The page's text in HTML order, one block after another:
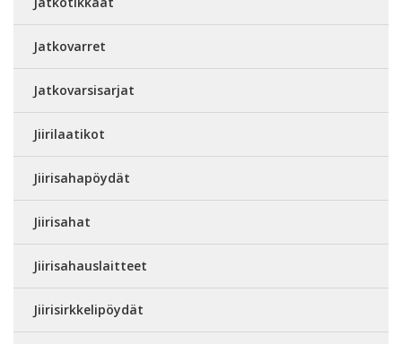
Jatkovarret
Jatkovarsisarjat
Jiirilaatikot
Jiirisahapöydät
Jiirisahat
Jiirisahauslaitteet
Jiirisirkkelipöydät